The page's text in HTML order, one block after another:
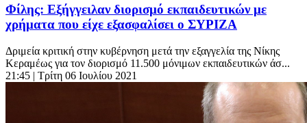
Φίλης: Εξήγγειλαν διορισμό εκπαιδευτικών με
χρήματα που είχε εξασφαλίσει ο ΣΥΡΙΖΑ
Δριμεία κριτική στην κυβέρνηση μετά την εξαγγελία της Νίκης
Κεραμέως για τον διορισμό 11.500 μόνιμων εκπαιδευτικών άσ...
21:45 | Τρίτη 06 Ιουλίου 2021